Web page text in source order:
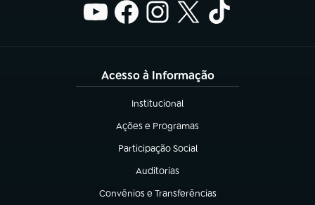
Acesso à Informação
Institucional
(abre em nova aba)
Ações e Programas
(abre em nova aba)
Participação Social
(abre em nova aba)
Auditorias
(abre em nova aba)
Convênios e Transferências
(abre em nova aba)